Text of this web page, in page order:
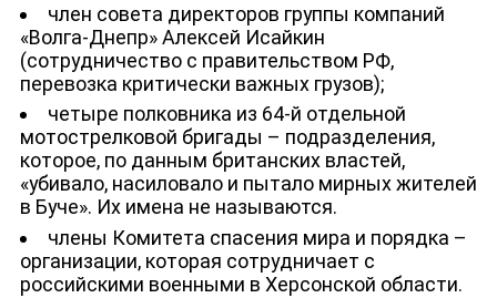
член совета директоров группы компаний
«Волга-Днепр» Алексей Исайкин
(сотрудничество с правительством РФ,
перевозка критически важных грузов);
четыре полковника из 64-й отдельной
мотострелковой бригады – подразделения,
которое, по данным британских властей,
«убивало, насиловало и пытало мирных жителей
в Буче». Их имена не называются.
члены Комитета спасения мира и порядка –
организации, которая сотрудничает с
российскими военными в Херсонской области.